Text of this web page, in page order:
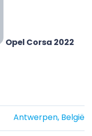
Opel Corsa 2022
Antwerpen, België